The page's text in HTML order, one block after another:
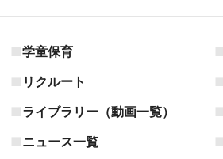
学童保育
リクルート
ライブラリー（動画一覧）
ニュース一覧